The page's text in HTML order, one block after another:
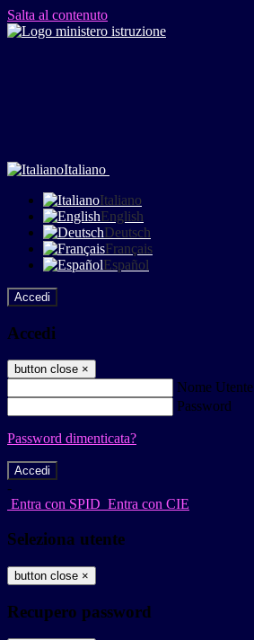
Salta al contenuto
Italiano
Italiano
English
Deutsch
Français
Español
Accedi
Accedi
button close ×
Nome Utente
Password
Password dimenticata?
-
Entra con SPID Entra con CIE
Seleziona utente
button close ×
Recupero password